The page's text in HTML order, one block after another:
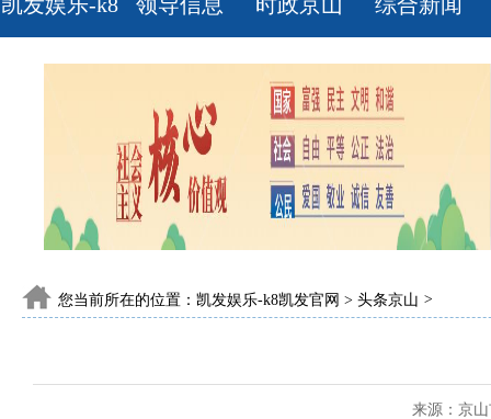
凯发官网
您当前所在的位置： 凯发娱乐-k8凯发官网 > 头条京山 >
来源：京